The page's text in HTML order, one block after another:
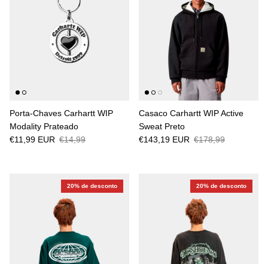
Porta-Chaves Carhartt WIP
Modality Prateado
€11,99 EUR €14,99
Casaco Carhartt WIP Active
Sweat Preto
€143,19 EUR €178,99
20% de desconto 20% de desconto